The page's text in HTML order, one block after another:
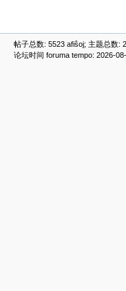
帖子总数: 5523 afiŝoj; 主题总数:
论坛时间 foruma tempo: 2026-